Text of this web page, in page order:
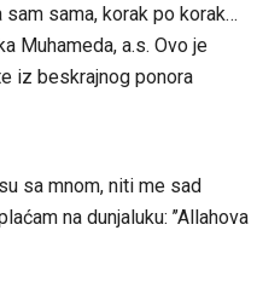
sama, korak po korak…
Muhameda, a.s. Ovo je
iz beskrajnog ponora
sa mnom, niti me sad
na dunjaluku: ’’Allahova